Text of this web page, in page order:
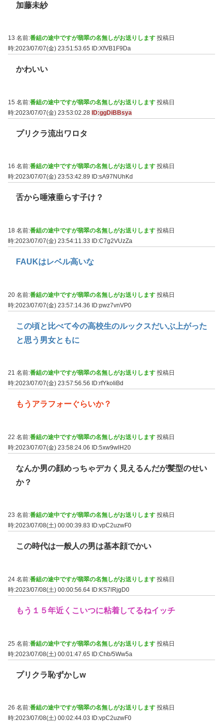
加藤未紗
13 名前:番組の途中ですが翡翠の名無しがお送りします 投稿日
時:2023/07/07(金) 23:51:53.65
ID:XfVB1F9Da
かわいい
15 名前:番組の途中ですが翡翠の名無しがお送りします 投稿日
時:2023/07/07(金) 23:53:02.28 ID:ggDiBBsya
プリクラ流出ワロタ
16 名前:番組の途中ですが翡翠の名無しがお送りします 投稿日
時:2023/07/07(金) 23:53:42.89
ID:sA97NUhKd
舌から唾液垂らす子け？
18 名前:番組の途中ですが翡翠の名無しがお送りします 投稿日
時:2023/07/07(金) 23:54:11.33
ID:C7g2VUzZa
FAUKはレベル高いな
20 名前:番組の途中ですが翡翠の名無しがお送りします 投稿日
時:2023/07/07(金) 23:57:14.36 ID:pwz7vnVP0
この頃と比べて今の高校生のルックスだいぶ上がった
と思う男女ともに
21 名前:番組の途中ですが翡翠の名無しがお送りします 投稿日
時:2023/07/07(金) 23:57:56.56
ID:rfYkoIiBd
もうアラフォーぐらいか？
22 名前:番組の途中ですが翡翠の名無しがお送りします 投稿日
時:2023/07/07(金) 23:58:24.06 ID:5xw9wlH20
なんか男の顔めっちゃデカく見えるんだが髪型のせい
か？
23 名前:番組の途中ですが翡翠の名無しがお送りします 投稿日
時:2023/07/08(土) 00:00:39.83
ID:vpC2uzwF0
この時代は一般人の男は基本顔でかい
24 名前:番組の途中ですが翡翠の名無しがお送りします 投稿日
時:2023/07/08(土) 00:00:56.64 ID:KS7lRjgD0
もう１５年近くこいつに粘着してるねイッチ
25 名前:番組の途中ですが翡翠の名無しがお送りします 投稿日
時:2023/07/08(土) 00:01:47.65 ID:Chb/5Ww5a
プリクラ恥ずかしw
26 名前:番組の途中ですが翡翠の名無しがお送りします 投稿日
時:2023/07/08(土) 00:02:44.03
ID:vpC2uzwF0